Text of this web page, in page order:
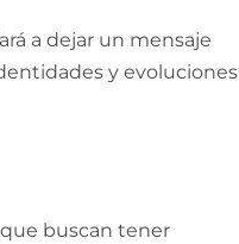
a dejar un mensaje
y evoluciones
buscan tener